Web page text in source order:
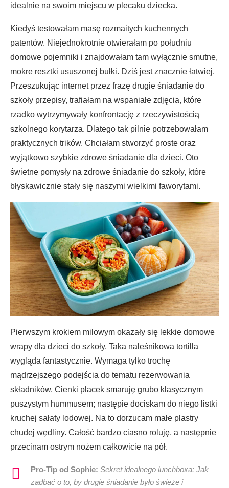
idealnie na swoim miejscu w plecaku dziecka.
Kiedyś testowałam masę rozmaitych kuchennych
patentów. Niejednokrotnie otwierałam po południu
domowe pojemniki i znajdowałam tam wyłącznie smutne,
mokre resztki ususzonej bułki. Dziś jest znacznie łatwiej.
Przeszukując internet przez frazę drugie śniadanie do
szkoły przepisy, trafiałam na wspaniałe zdjęcia, które
rzadko wytrzymywały konfrontację z rzeczywistością
szkolnego korytarza. Dlatego tak pilnie potrzebowałam
praktycznych trików. Chciałam stworzyć proste oraz
wyjątkowo szybkie zdrowe śniadanie dla dzieci. Oto
świetne pomysły na zdrowe śniadanie do szkoły, które
błyskawicznie stały się naszymi wielkimi faworytami.
Pierwszym krokiem milowym okazały się lekkie domowe
wrapy dla dzieci do szkoły. Taka naleśnikowa tortilla
wygląda fantastycznie. Wymaga tylko trochę
mądrzejszego podejścia do tematu rezerwowania
składników. Cienki placek smaruję grubo klasycznym
puszystym hummusem; następie dociskam do niego listki
kruchej sałaty lodowej. Na to dorzucam małe plastry
chudej wędliny. Całość bardzo ciasno roluję, a następnie
przecinam ostrym nożem całkowicie na pół.
Pro-Tip od Sophie: Sekret idealnego lunchboxa: Jak
zadbać o to, by drugie śniadanie było świeże i